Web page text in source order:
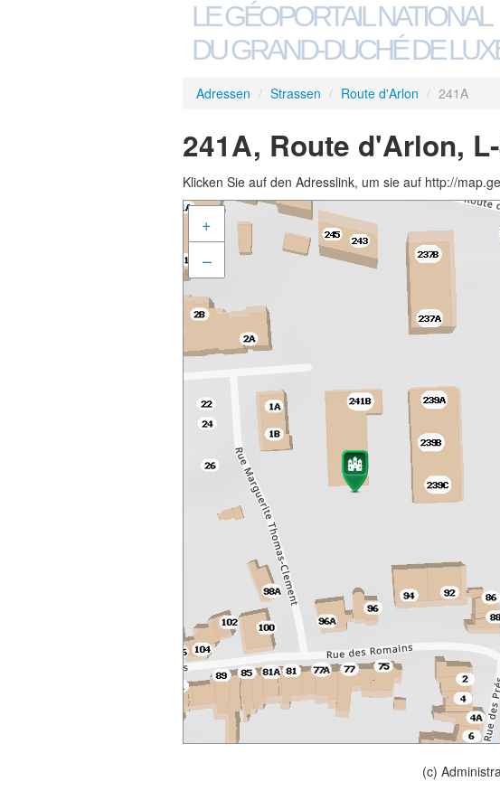
LE GÉOPORTAIL NATIONAL
DU GRAND-DUCHÉ DE
Adressen / Strassen / Route d'Arlon / 241A
241A, Route d'Arlon,
Klicken Sie auf den Adresslink, um sie auf http://
+
–
(c)